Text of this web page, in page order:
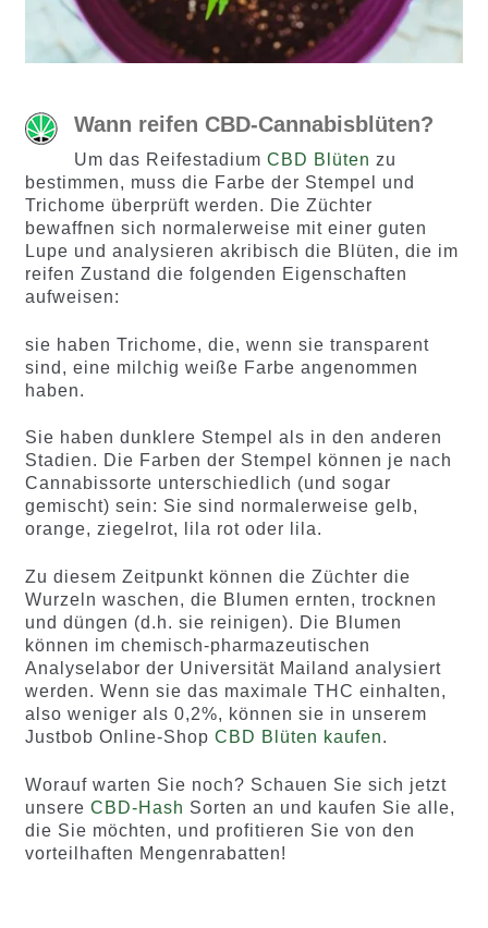
Wann reifen CBD-Cannabisblüten?
Um das Reifestadium CBD Blüten zu
bestimmen, muss die Farbe der Stempel und
Trichome überprüft werden. Die Züchter
bewaffnen sich normalerweise mit einer guten
Lupe und analysieren akribisch die Blüten, die im
reifen Zustand die folgenden Eigenschaften
aufweisen:
sie haben Trichome, die, wenn sie transparent
sind, eine milchig weiße Farbe angenommen
haben.
Sie haben dunklere Stempel als in den anderen
Stadien. Die Farben der Stempel können je nach
Cannabissorte unterschiedlich (und sogar
gemischt) sein: Sie sind normalerweise gelb,
orange, ziegelrot, lila rot oder lila.
Zu diesem Zeitpunkt können die Züchter die
Wurzeln waschen, die Blumen ernten, trocknen
und düngen (d.h. sie reinigen). Die Blumen
können im chemisch-pharmazeutischen
Analyselabor der Universität Mailand analysiert
werden. Wenn sie das maximale THC einhalten,
also weniger als 0,2%, können sie in unserem
Justbob Online-Shop CBD Blüten kaufen.
Worauf warten Sie noch? Schauen Sie sich jetzt
unsere CBD-Hash Sorten an und kaufen Sie alle,
die Sie möchten, und profitieren Sie von den
vorteilhaften Mengenrabatten!